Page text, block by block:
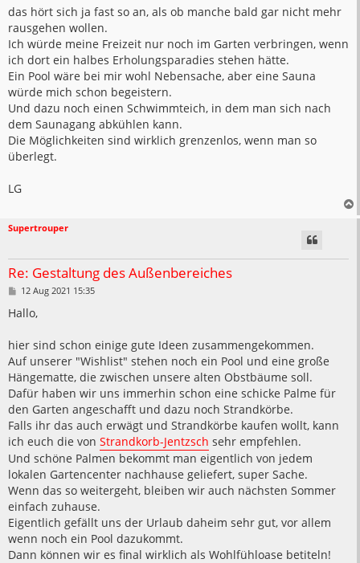
a
g
das hört sich ja fast so an, als ob manche bald gar nicht mehr
rausgehen wollen.
Ich würde meine Freizeit nur noch im Garten verbringen, wenn
ich dort ein halbes Erholungsparadies stehen hätte.
Ein Pool wäre bei mir wohl Nebensache, aber eine Sauna
würde mich schon begeistern.
Und dazu noch einen Schwimmteich, in dem man sich nach
dem Saunagang abkühlen kann.
Die Möglichkeiten sind wirklich grenzenlos, wenn man so
überlegt.
LG
Supertrouper
Re: Gestaltung des Außenbereiches
B
i
t
a
g
12 Aug 2021 15:35
Hallo,
hier sind schon einige gute Ideen zusammengekommen.
Auf unserer "Wishlist" stehen noch ein Pool und eine große
Hängematte, die zwischen unsere alten Obstbäume soll.
Dafür haben wir uns immerhin schon eine schicke Palme für
den Garten angeschafft und dazu noch Strandkörbe.
Falls ihr das auch erwägt und Strandkörbe kaufen wollt, kann
ich euch die von Strandkorb-Jentzsch sehr empfehlen.
Und schöne Palmen bekommt man eigentlich von jedem
lokalen Gartencenter nachhause geliefert, super Sache.
Wenn das so weitergeht, bleiben wir auch nächsten Sommer
einfach zuhause.
Eigentlich gefällt uns der Urlaub daheim sehr gut, vor allem
wenn noch ein Pool dazukommt.
Dann können wir es final wirklich als Wohlfühloase betiteln!